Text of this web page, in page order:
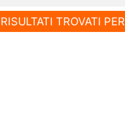
RISULTATI TROVATI PER